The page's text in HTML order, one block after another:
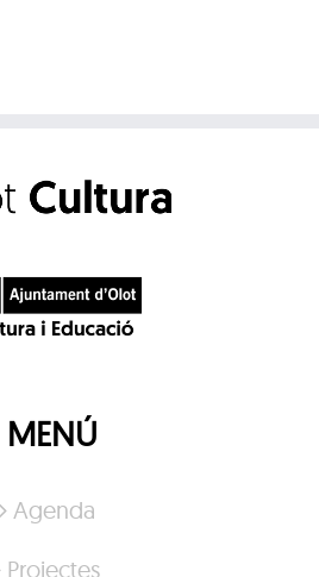
MENÚ
Agenda
Projectes